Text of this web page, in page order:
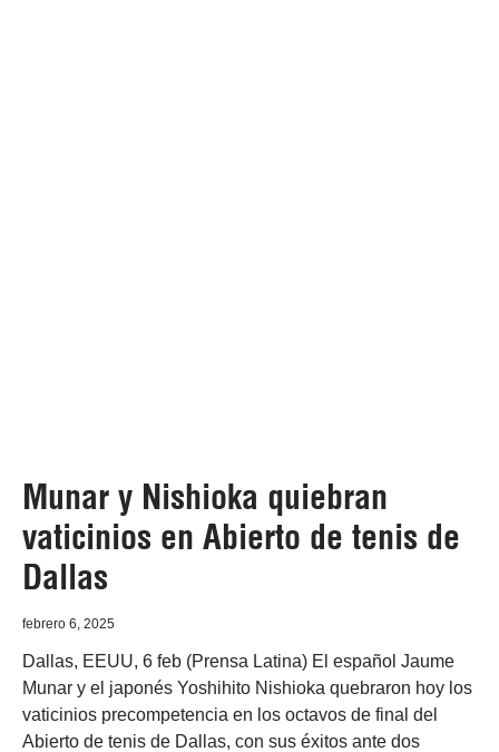
Munar y Nishioka quiebran
vaticinios en Abierto de tenis de
Dallas
febrero 6, 2025
Dallas, EEUU, 6 feb (Prensa Latina) El español Jaume
Munar y el japonés Yoshihito Nishioka quebraron hoy los
vaticinios precompetencia en los octavos de final del
Abierto de tenis de Dallas, con sus éxitos ante dos